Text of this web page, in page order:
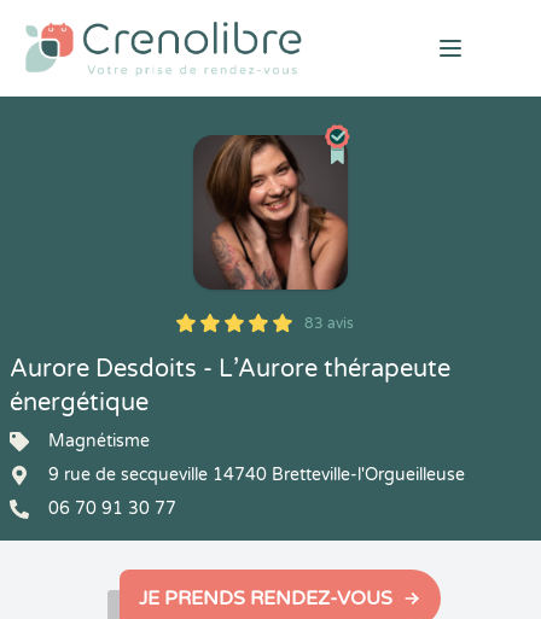
Open
5
1
5
83 83 avis
Aurore Desdoits - L’Aurore thérapeute
énergétique
Magnétisme
9 rue de secqueville 14740 Bretteville-l'Orgueilleuse
06 70 91 30 77
JE PRENDS RENDEZ-VOUS